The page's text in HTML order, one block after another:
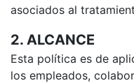
asociados al
2. ALCANCE
Esta política es de
los empleados,